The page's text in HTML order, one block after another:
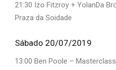
21:30 Izo Fitzroy + YolanDa
Praza da Soidade
Sábado 20/07/2019
13:00 Ben Poole –